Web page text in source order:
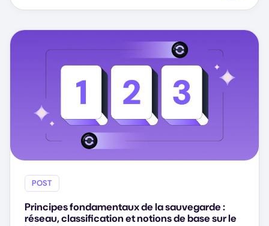
POST
Principes fondamentaux de la sauvegarde :
réseau, classification et notions de base sur le